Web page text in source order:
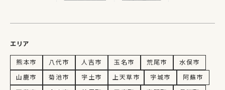
エリア
熊本市 八代市 人吉市 玉名市 荒尾市
水俣市
山鹿市
菊池市 宇土市 上天草市 宇城市
阿蘇市